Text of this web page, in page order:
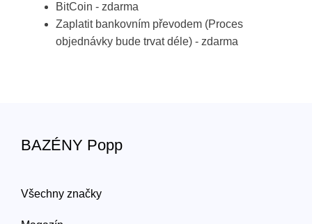
BitCoin - zdarma
Zaplatit bankovním převodem (Proces
objednávky bude trvat déle) - zdarma
BAZÉNY Popp
Všechny značky